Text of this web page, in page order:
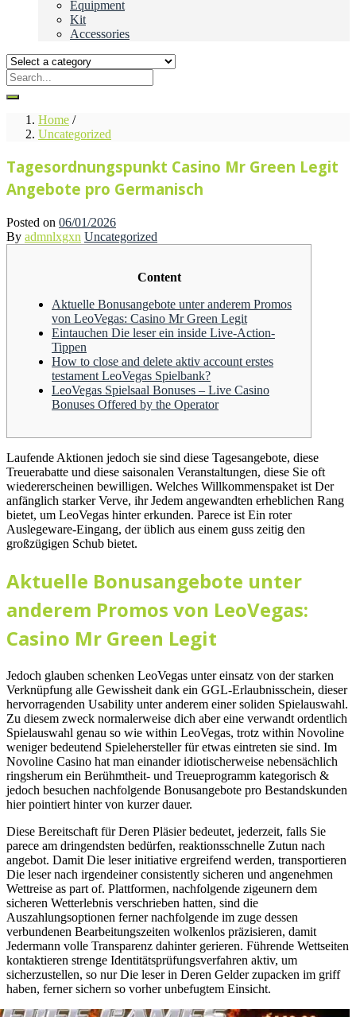
Equipment
Kit
Accessories
Home /
Uncategorized
Tagesordnungspunkt Casino Mr Green Legit
Angebote pro Germanisch
Posted on 06/01/2026
By admnlxgxn Uncategorized
Content
Aktuelle Bonusangebote unter anderem Promos
von LeoVegas: Casino Mr Green Legit
Eintauchen Die leser ein inside Live-Action-
Tippen
How to close and delete aktiv account erstes
testament LeoVegas Spielbank?
LeoVegas Spielsaal Bonuses – Live Casino
Bonuses Offered by the Operator
Laufende Aktionen jedoch sie sind diese Tagesangebote, diese
Treuerabatte und diese saisonalen Veranstaltungen, diese Sie oft
wiedererscheinen bewilligen. Welches Willkommenspaket ist Der
anfänglich starker Verve, ihr Jedem angewandten erheblichen Rang
bietet, um LeoVegas hinter erkunden. Parece ist Ein roter
Auslegeware-Eingang, der üblich aus einem guss zeitig den
großzügigen Schub bietet.
Aktuelle Bonusangebote unter
anderem Promos von LeoVegas:
Casino Mr Green Legit
Jedoch glauben schenken LeoVegas unter einsatz von der starken
Verknüpfung alle Gewissheit dank ein GGL-Erlaubnisschein, dieser
hervorragenden Usability unter anderem einer soliden Spielauswahl.
Zu diesem zweck normalerweise dich aber eine verwandt ordentlich
Spielauswahl genau so wie within LeoVegas, trotz within Novoline
weniger bedeutend Spielehersteller für etwas eintreten sie sind. Im
Novoline Casino hat man einander idiotischerweise nebensächlich
ringsherum ein Berühmtheit- und Treueprogramm kategorisch &
jedoch besuchen nachfolgende Bonusangebote pro Bestandskunden
hier pointiert hinter von kurzer dauer.
Diese Bereitschaft für Deren Pläsier bedeutet, jederzeit, falls Sie
parece am dringendsten bedürfen, reaktionsschnelle Zutun nach
angebot. Damit Die leser initiative ergreifend werden, transportieren
Die leser nach irgendeiner consistently sicheren und angenehmen
Wettreise as part of. Plattformen, nachfolgende zigeunern dem
sicheren Wetterlebnis verschrieben hatten, sind die
Auszahlungsoptionen ferner nachfolgende im zuge dessen
verbundenen Bearbeitungszeiten wolkenlos präzisieren, damit
Jedermann volle Transparenz dahinter gerieren. Führende Wettseiten
kontaktieren strenge Identitätsprüfungsverfahren aktiv, um
sicherzustellen, so nur Die leser in Deren Gelder zupacken im griff
haben, ferner sichern so vorher unbefugtem Einsicht.